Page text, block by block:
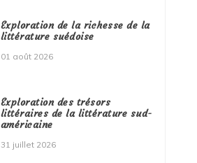
Exploration de la richesse de la
littérature suédoise
01 août 2026
Exploration des trésors
littéraires de la littérature sud-
américaine
31 juillet 2026